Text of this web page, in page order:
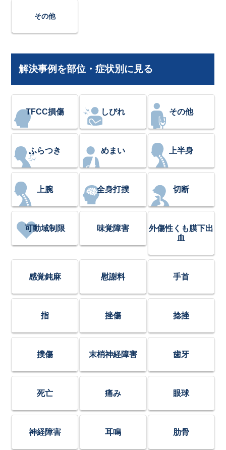
その他
解決事例を部位・症状別に見る
TFCC損傷 しびれ その他
ふらつき めまい 上半身
上腕 全身打撲 切断
可動域制限 味覚障害
外傷性くも膜下出
血
感覚鈍麻 慰謝料 手首
指 挫傷 捻挫
撲傷 末梢神経障害 歯牙
死亡 痛み 眼球
神経障害 耳鳴 肋骨